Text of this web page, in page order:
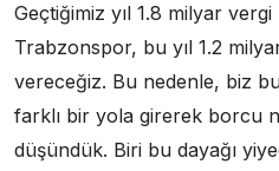
Geçtiğimiz yıl 1.8 milyar
Trabzonspor, bu yıl 1.2
vereceğiz. Bu nedenle, biz
farklı bir yola girerek borcu
düşündük. Biri bu dayağı